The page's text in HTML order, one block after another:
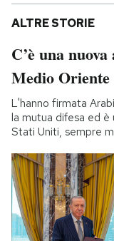
ALTRE STORIE
C’è una
Medio Oriente
L'hanno firmata
la mutua difesa ed
Stati Uniti, sempre